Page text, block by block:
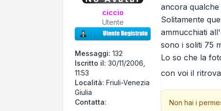
ciccio
Utente
Messaggi: 132
Iscritto il: 30/11/2006,
11:53
Località: Friuli-Venezia
Giulia
Contatta:
ancora
Solitamente
ammucchiati
sono i soliti 75
Lo so che la
con voi il
Non hai i